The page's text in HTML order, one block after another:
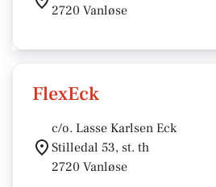
2720 Vanløse
FlexEck
c/o. Lasse Karlsen Eck
Stilledal 53, st. th
2720 Vanløse